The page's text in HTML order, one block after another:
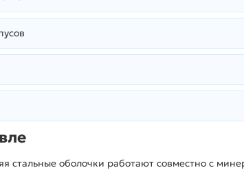
стальные оболочки работают совместно с